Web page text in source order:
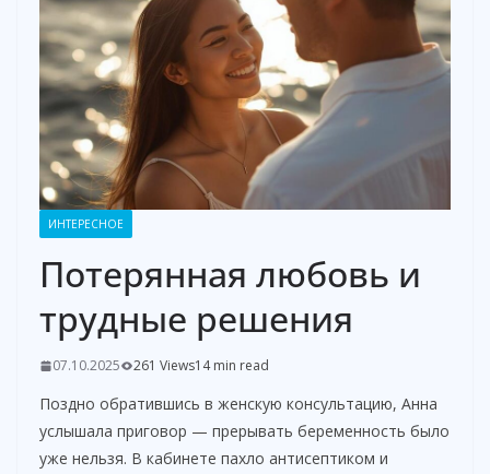
ИНТЕРЕСНОЕ
Потерянная любовь и
трудные решения
07.10.2025 261 Views14 min read
Поздно обратившись в женскую консультацию, Анна
услышала приговор — прерывать беременность было
уже нельзя. В кабинете пахло антисептиком и